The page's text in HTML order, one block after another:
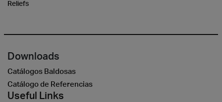
Reliefs
Downloads
Catálogos Baldosas
Catálogo de Referencias
Useful Links